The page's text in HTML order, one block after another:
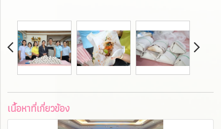
เนื้อหาที่เกี่ยวข้อง